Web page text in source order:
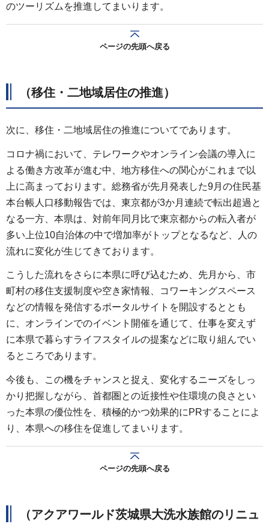
のツーリズムを推進してまいります。
ページの先頭へ戻る
（移住・二地域居住の推進）
次に、移住・二地域居住の推進についてであります。
コロナ禍において、テレワークやオンライン会議の導入に
よる働き方改革が進む中、地方移住への関心がこれまで以
上に高まっております。総務省が先月発表した9月の住民基
本台帳人口移動報告では、東京都が3か月連続で転出超過と
なる一方、本県は、対前年同月比で東京都からの転入者が
多い上位10自治体の中で増加率がトップとなるなど、人の
流れに変化が生じてきております。
こうした流れをさらに本県に呼び込むため、先月から、市
町村の移住支援制度や空き家情報、コワーキングスペース
などの情報を発信するポータルサイトを開設するととも
に、オンラインでのイベント開催を通じて、仕事を変えず
に本県で暮らすライフスタイルの提案などに取り組んでい
るところであります。
今後も、この機をチャンスと捉え、変化するニーズをしっ
かり把握しながら、首都圏との近接性や住環境の良さとい
った本県の優位性を、積極的かつ効果的にPRすることによ
り、本県への移住を促進してまいります。
ページの先頭へ戻る
（アクアワールド茨城県大洗水族館のリニュ